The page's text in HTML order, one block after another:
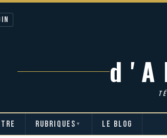
RUBRIQUES ▼ LE BLOG